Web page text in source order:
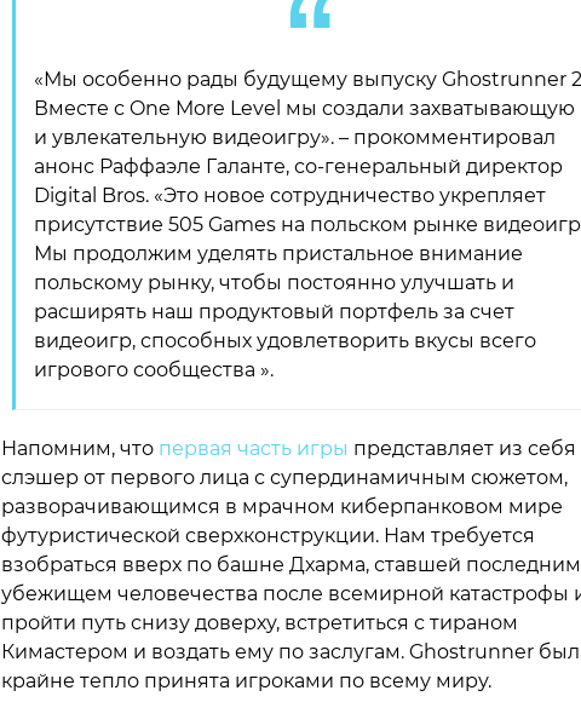
«Мы особенно рады будущему выпуску Ghostrunner
Вместе с One More Level мы создали захватывающую
и увлекательную видеоигру». – прокомментировал
анонс Раффаэле Галанте, со-генеральный директор
Digital Bros. «Это новое сотрудничество укрепляет
присутствие 505 Games на польском рынке
Мы продолжим уделять пристальное внимание
польскому рынку, чтобы постоянно улучшать и
расширять наш продуктовый портфель за счет
видеоигр, способных удовлетворить вкусы всего
игрового сообщества ».
Напомним, что первая часть игры представляет из себя
слэшер от первого лица с супердинамичным сюжетом,
разворачивающимся в мрачном киберпанковом мире
футуристической сверхконструкции. Нам требуется
взобраться вверх по башне Дхарма, ставшей последним
убежищем человечества после всемирной катастрофы
пройти путь снизу доверху, встретиться с тираном
Кимастером и воздать ему по заслугам. Ghostrunner
крайне тепло принята игроками по всему миру.